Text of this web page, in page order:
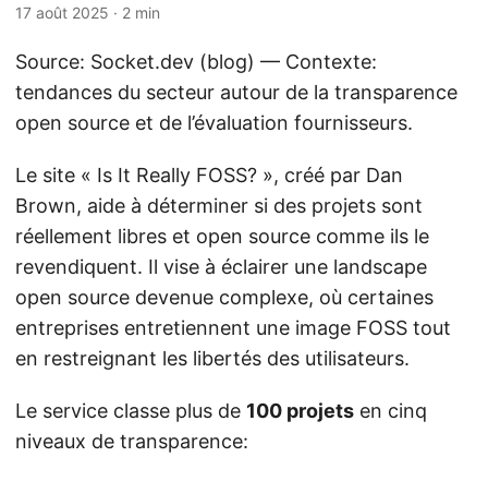
17 août 2025 · 2 min
Source: Socket.dev (blog) — Contexte:
tendances du secteur autour de la transparence
open source et de l’évaluation fournisseurs.
Le site « Is It Really FOSS? », créé par Dan
Brown, aide à déterminer si des projets sont
réellement libres et open source comme ils le
revendiquent. Il vise à éclairer une landscape
open source devenue complexe, où certaines
entreprises entretiennent une image FOSS tout
en restreignant les libertés des utilisateurs.
Le service classe plus de 100 projets en cinq
niveaux de transparence: